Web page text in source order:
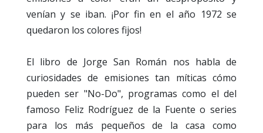
venían y se iban. ¡Por fin en el año 1972 se
quedaron los colores fijos!
El libro de Jorge San Román nos habla de
curiosidades de emisiones tan míticas cómo
pueden ser "No-Do", programas como el del
famoso Feliz Rodríguez de la Fuente o series
para los más pequeños de la casa como